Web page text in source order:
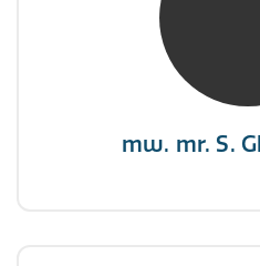
mw. mr. S.
“Als je de richting
veranderen,